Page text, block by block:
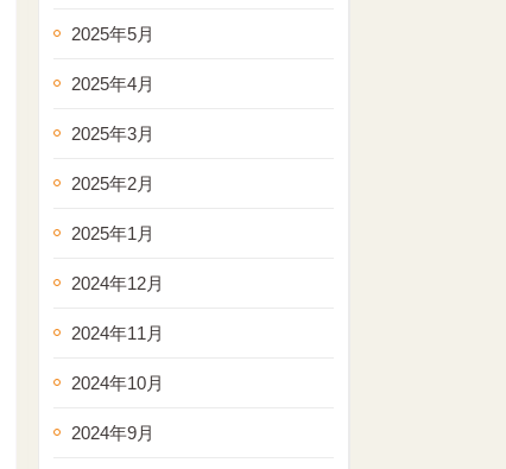
2025年5月
2025年4月
2025年3月
2025年2月
2025年1月
2024年12月
2024年11月
2024年10月
2024年9月